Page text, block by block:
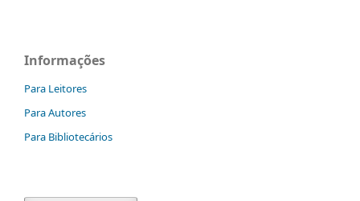
Informações
Para Leitores
Para Autores
Para Bibliotecários